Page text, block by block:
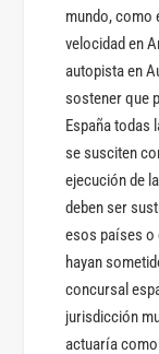
mundo, como
velocidad en
autopista en
sostener que
España todas
se susciten
ejecución de
deben ser
esos países o
hayan
concursal
jurisdicción
actuaría